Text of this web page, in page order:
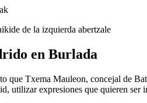
de la izquierda abertzale
en Burlada
que Txema Mauleon, concejal de
utilizar expresiones que quieren ser